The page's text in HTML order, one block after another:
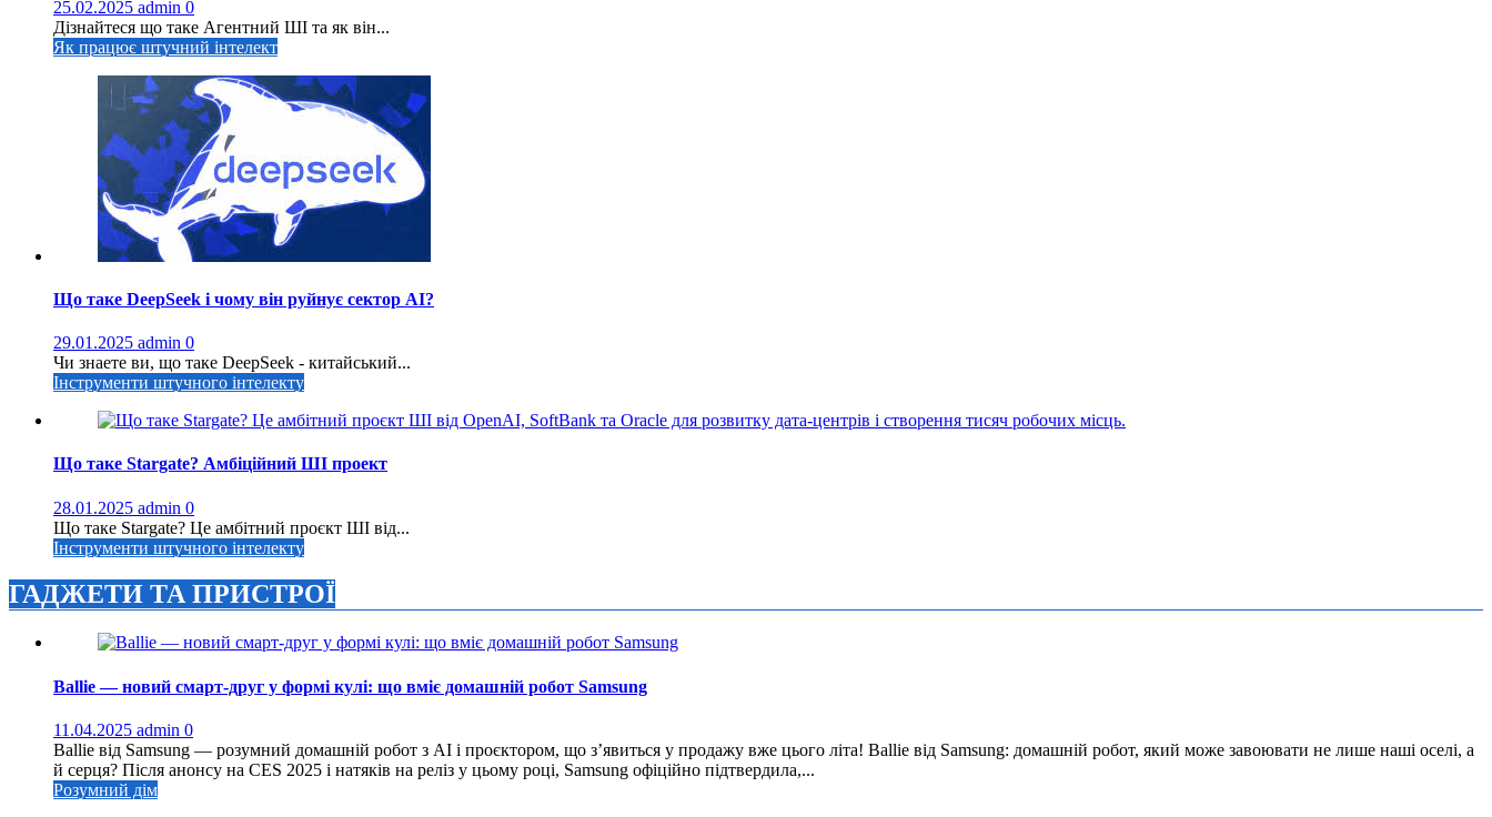
25.02.2025 admin 0
Дізнайтеся що таке Агентний ШІ та як він...
Як працює штучний інтелект
Що таке DeepSeek і чому він руйнує сектор АІ?
29.01.2025 admin 0
Чи знаете ви, що таке DeepSeek - китайський...
Інструменти штучного інтелекту
Що таке Stargate? Амбіційний ШІ проект
28.01.2025 admin 0
Що таке Stargate? Це амбітний проєкт ШІ від...
Інструменти штучного інтелекту
ГАДЖЕТИ ТА ПРИСТРОЇ
Ballie — новий смарт-друг у формі кулі: що вміє домашній робот Samsung
11.04.2025 admin 0
Ballie від Samsung — розумний домашній робот з AI і проєктором, що з’явиться у продажу вже цього літа! Ballie від Samsung: домашній робот, який може завоювати не лише наші оселі, а
й серця? Після анонсу на CES 2025 і натяків на реліз у цьому році, Samsung офіційно підтвердила,...
Розумний дім